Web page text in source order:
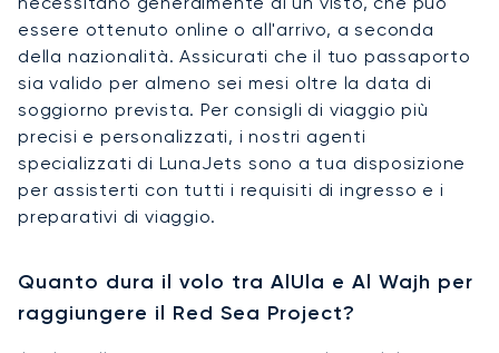
essere ottenuto online o all'arrivo, a seconda
della nazionalità. Assicurati che il tuo passaporto
sia valido per almeno sei mesi oltre la data di
soggiorno prevista. Per consigli di viaggio più
precisi e personalizzati, i nostri agenti
specializzati di LunaJets sono a tua disposizione
per assisterti con tutti i requisiti di ingresso e i
preparativi di viaggio.
Quanto dura il volo tra AlUla e Al Wajh per
raggiungere il Red Sea Project?